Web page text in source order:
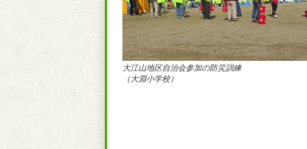
大江山地区自治会参加の防災訓練
（大淵小学校）